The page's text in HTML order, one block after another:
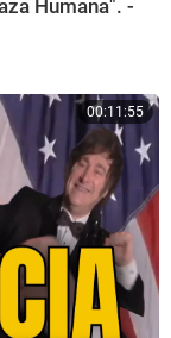
Humana". -
00:11:55